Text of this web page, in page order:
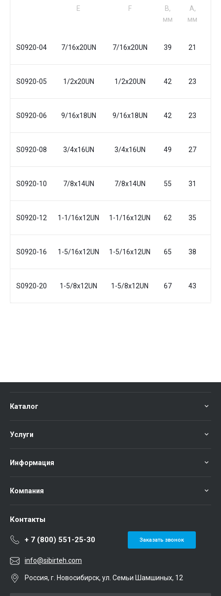
Е F
B,
мм
A,
мм
S0920-04 7/16x20UN 7/16x20UN 39 21
S0920-05 1/2x20UN 1/2x20UN 42 23
S0920-06 9/16x18UN 9/16x18UN 42 23
S0920-08 3/4x16UN 3/4x16UN 49 27
S0920-10 7/8x14UN 7/8x14UN 55 31
S0920-12 1-1/16x12UN 1-1/16x12UN 62 35
S0920-16 1-5/16x12UN 1-5/16x12UN 65 38
S0920-20 1-5/8x12UN 1-5/8x12UN 67 43
Каталог
Услуги
Информация
Компания
Контакты
+ 7 (800) 551-25-30 Заказать звонок
info@sibirteh.com
Россия, г. Новосибирск, ул. Семьи Шамшиных, 12